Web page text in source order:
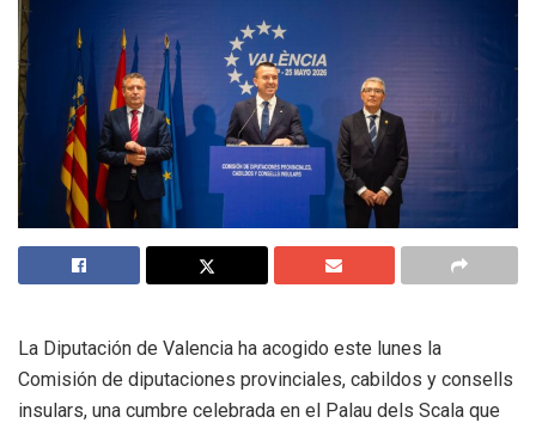
La Diputación de Valencia ha acogido este lunes la
Comisión de diputaciones provinciales, cabildos y consells
insulars, una cumbre celebrada en el Palau dels Scala que